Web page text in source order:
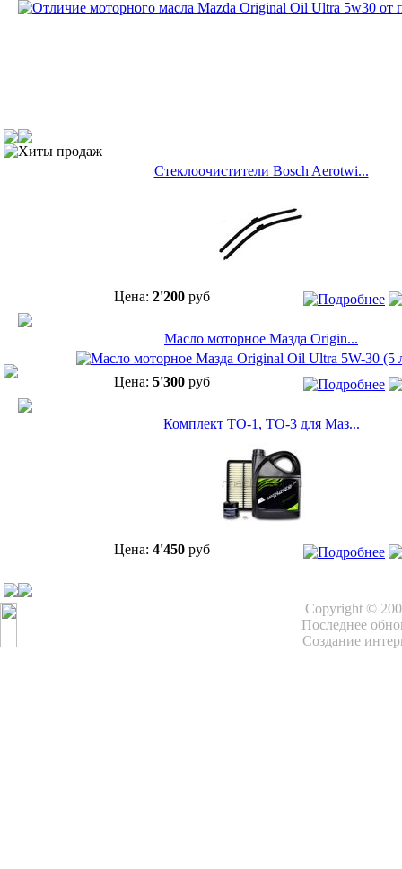
Хиты продаж
Cтеклоочистители Bosch Aerotwi...
Цена: 2'200руб
Масло моторное Мазда Origin...
Цена: 5'300руб
Комплект ТО-1, ТО-3 для Маз...
Цена: 4'450руб
Copyright ©
Последнее
Создание